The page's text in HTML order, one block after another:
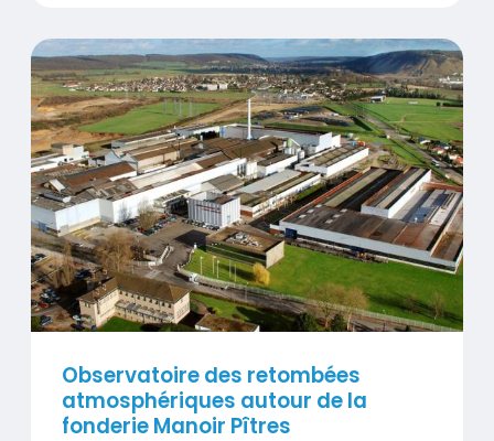
Visuel
Observatoire des retombées
atmosphériques autour de la
fonderie Manoir Pîtres